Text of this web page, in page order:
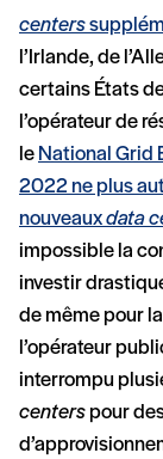
centers
l’Irlande, de
certains États
l’opérateur de
le National Grid
2022 ne plus
nouveauxdata
impossible la
investir
de même pour
l’opérateur
interrompu
centers pour